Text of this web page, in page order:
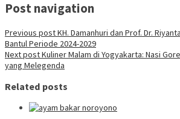
Post navigation
Previous postKH. Damanhuri dan Prof. Dr.
Bantul Periode 2024-2029
Next postKuliner Malam di Yogyakarta: Nasi
yang Melegenda
Related posts